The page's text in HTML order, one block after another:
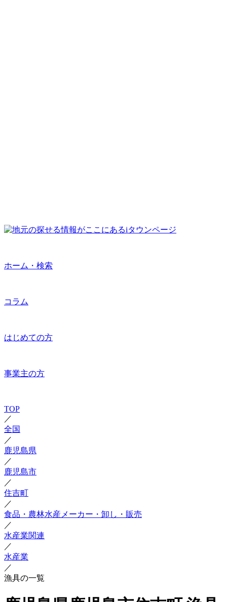
ホーム・検索
コラム
はじめての方
事業主の方
TOP
／
全国
／
鹿児島県
／
鹿児島市
／
住吉町
／
食品・農林水産メーカー・卸し・販売
／
水産業関連
／
水産業
／
漁具の一覧